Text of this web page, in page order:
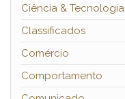
Ciência & Tecnologia
Classificados
Comércio
Comportamento